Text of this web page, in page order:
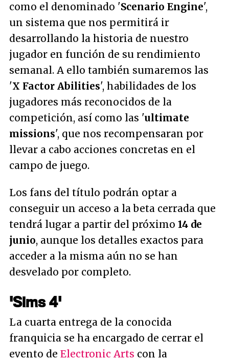
como el denominado 'Scenario Engine',
un sistema que nos permitirá ir
desarrollando la historia de nuestro
jugador en función de su rendimiento
semanal. A ello también sumaremos las
'X Factor Abilities', habilidades de los
jugadores más reconocidos de la
competición, así como las 'ultimate
missions', que nos recompensaran por
llevar a cabo acciones concretas en el
campo de juego.
Los fans del título podrán optar a
conseguir un acceso a la beta cerrada que
tendrá lugar a partir del próximo 14 de
junio, aunque los detalles exactos para
acceder a la misma aún no se han
desvelado por completo.
'Sims 4'
La cuarta entrega de la conocida
franquicia se ha encargado de cerrar el
evento de Electronic Arts con la